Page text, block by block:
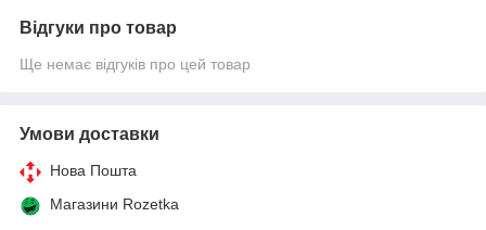
Відгуки про товар
Ще немає відгуків про цей товар
Умови доставки
Нова Пошта
Магазини Rozetka